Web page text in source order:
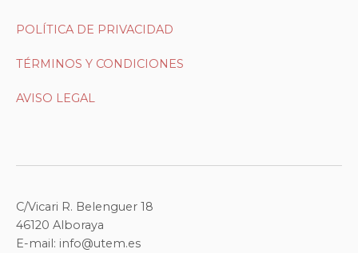
POLÍTICA DE PRIVACIDAD
TÉRMINOS Y CONDICIONES
AVISO LEGAL
C/Vicari R. Belenguer 18
46120 Alboraya
E-mail: info@utem.es